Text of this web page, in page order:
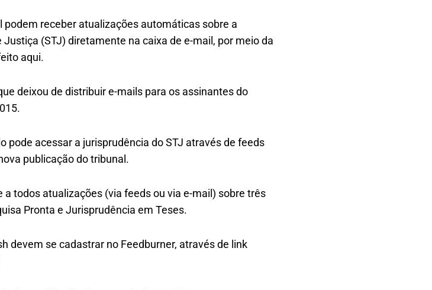
receber atualizações automáticas sobre a
(STJ) diretamente na caixa de e-mail, por meio da
aqui.
deixou de distribuir e-mails para os assinantes do
pode acessar a jurisprudência do STJ através de feeds
publicação do tribunal.
todos atualizações (via feeds ou via e-mail) sobre três
Pronta e Jurisprudência em Teses.
devem se cadastrar no Feedburner, através de link